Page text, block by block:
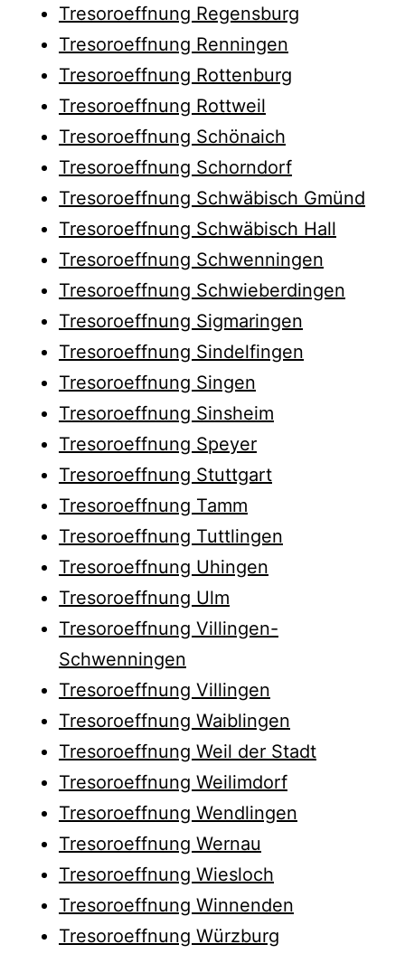
Tresoroeffnung Regensburg
Tresoroeffnung Renningen
Tresoroeffnung Rottenburg
Tresoroeffnung Rottweil
Tresoroeffnung Schönaich
Tresoroeffnung Schorndorf
Tresoroeffnung Schwäbisch Gmünd
Tresoroeffnung Schwäbisch Hall
Tresoroeffnung Schwenningen
Tresoroeffnung Schwieberdingen
Tresoroeffnung Sigmaringen
Tresoroeffnung Sindelfingen
Tresoroeffnung Singen
Tresoroeffnung Sinsheim
Tresoroeffnung Speyer
Tresoroeffnung Stuttgart
Tresoroeffnung Tamm
Tresoroeffnung Tuttlingen
Tresoroeffnung Uhingen
Tresoroeffnung Ulm
Tresoroeffnung Villingen-
Schwenningen
Tresoroeffnung Villingen
Tresoroeffnung Waiblingen
Tresoroeffnung Weil der Stadt
Tresoroeffnung Weilimdorf
Tresoroeffnung Wendlingen
Tresoroeffnung Wernau
Tresoroeffnung Wiesloch
Tresoroeffnung Winnenden
Tresoroeffnung Würzburg